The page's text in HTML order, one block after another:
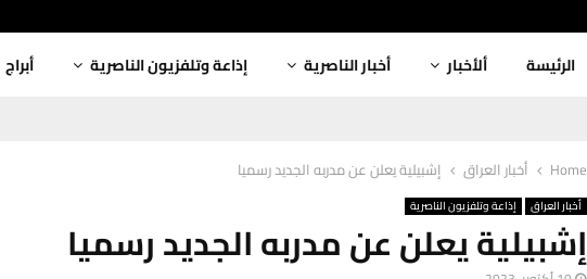
الرئيسة ألأخبار أخبار الناصرية إذاعة وتلفزيون الناصرية أبراج
Home أخبار العراق إشبيلية يعلن عن مدربه الجديد رسميا
أخبار العراق إذاعة وتلفزيون الناصرية
إشبيلية يعلن عن مدربه الجديد رسميا